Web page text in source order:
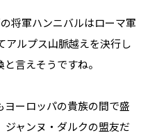
将軍ハンニバルはローマ軍
アルプス山脈越えを決行し
言えそうですね。
ーロッパの貴族の間で盛
ジャンヌ・ダルクの盟友だ